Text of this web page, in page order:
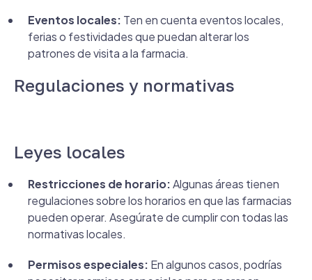
Eventos locales: Ten en cuenta eventos locales,
ferias o festividades que puedan alterar los
patrones de visita a la farmacia.
Regulaciones y normativas
Leyes locales
Restricciones de horario:Algunas áreas tienen
regulaciones sobre los horarios en que las farmacias
pueden operar. Asegúrate de cumplir con todas las
normativas locales.
Permisos especiales: En algunos casos, podrías